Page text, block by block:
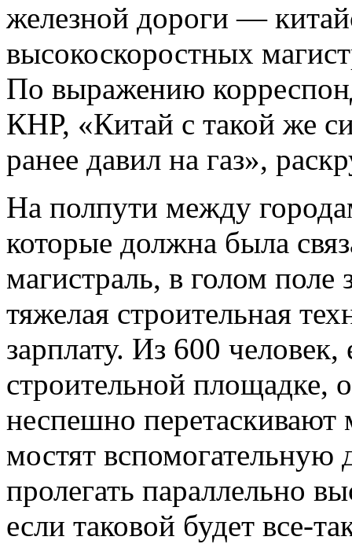
железной дороги —
высокоскоростных
По выражению
КНР, «Китай с такой же
ранее давил на газ»,
На полпути между
которые должна была
магистраль, в голом
тяжелая строительная
зарплату. Из 600
строительной площадке,
неспешно
мостят
пролегать параллельно
если таковой будет все-